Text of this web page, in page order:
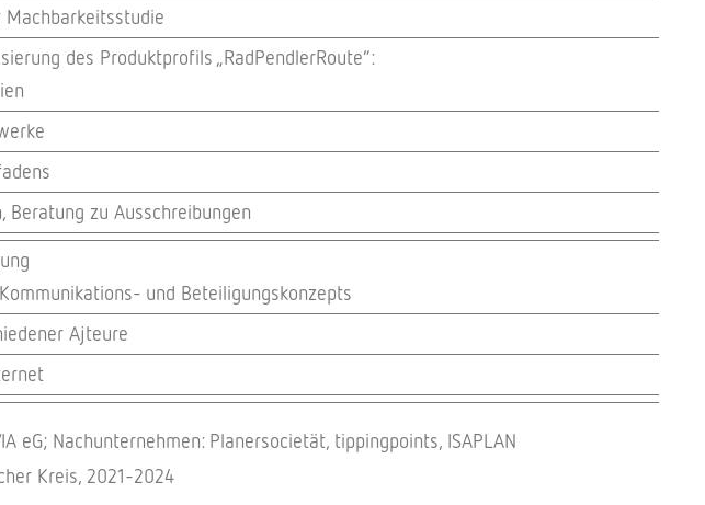
des Produktprofils „RadPendlerRoute“:
zu Ausschreibungen
und Beteiligungskonzepts
Ajteure
eG; Nachunternehmen: Planersocietät, tippingpoints, ISAPLAN
Kreis, 2021-2024